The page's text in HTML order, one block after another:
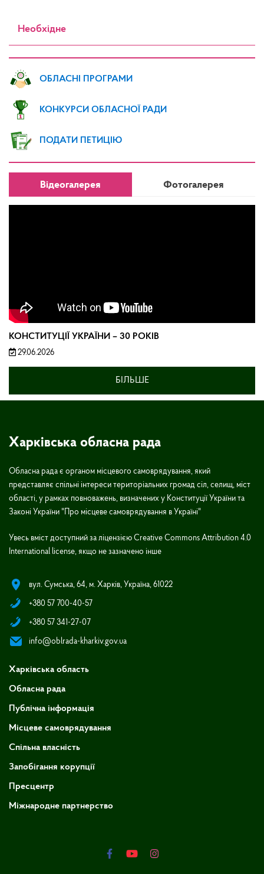
Необхідне
ОБЛАСНІ ПРОГРАМИ
КОНКУРСИ ОБЛАСНОЇ РАДИ
ПОДАТИ ПЕТИЦІЮ
Відеогалерея Фотогалерея
КОНСТИТУЦІЇ УКРАЇНИ – 30 РОКІВ
29.06.2026
БІЛЬШЕ
Харківська обласна рада
Обласна рада є органом місцевого самоврядування, який
представляє спільні інтереси територіальних громад сіл, селищ, міст
області, у рамках повноважень, визначених у Конституції України та
Законі України "Про місцеве самоврядування в Україні"
Увесь вміст доступний за ліцензією Creative Commons Attribution 4.0
International license, якщо не зазначено інше
вул. Сумська, 64, м. Харків, Україна, 61022
+380 57 700-40-57
+380 57 341-27-07
info@oblrada-kharkiv.gov.ua
Харківська область
Обласна рада
Публічна інформація
Місцеве самоврядування
Спільна власність
Запобігання корупції
Пресцентр
Міжнародне партнерство